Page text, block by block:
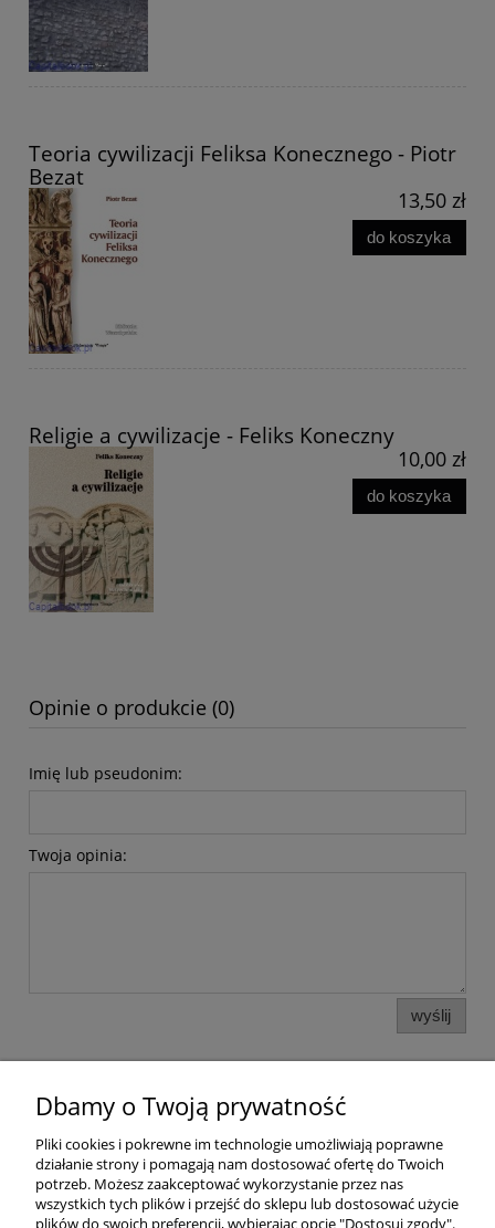
Teoria cywilizacji Feliksa Konecznego - Piotr
Bezat
13,50 zł
do koszyka
Religie a cywilizacje - Feliks Koneczny
10,00 zł
do koszyka
Opinie o produkcie (0)
Imię lub pseudonim:
Twoja opinia:
wyślij
Pomoc
Dostawa
Dbamy o Twoją prywatność
Pliki cookies i pokrewne im technologie umożliwiają poprawne
działanie strony i pomagają nam dostosować ofertę do Twoich
potrzeb. Możesz zaakceptować wykorzystanie przez nas
wszystkich tych plików i przejść do sklepu lub dostosować użycie
plików do swoich preferencji, wybierając opcję "Dostosuj zgody".